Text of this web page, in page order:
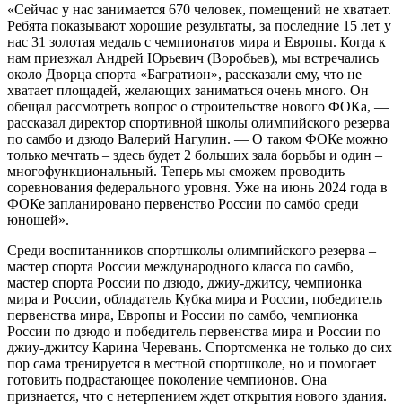
«Сейчас у нас занимается 670 человек, помещений не хватает.
Ребята показывают хорошие результаты, за последние 15 лет у
нас 31 золотая медаль с чемпионатов мира и Европы. Когда к
нам приезжал Андрей Юрьевич (Воробьев), мы встречались
около Дворца спорта «Багратион», рассказали ему, что не
хватает площадей, желающих заниматься очень много. Он
обещал рассмотреть вопрос о строительстве нового ФОКа, —
рассказал директор спортивной школы олимпийского резерва
по самбо и дзюдо Валерий Нагулин. — О таком ФОКе можно
только мечтать – здесь будет 2 больших зала борьбы и один –
многофункциональный. Теперь мы сможем проводить
соревнования федерального уровня. Уже на июнь 2024 года в
ФОКе запланировано первенство России по самбо среди
юношей».
Среди воспитанников спортшколы олимпийского резерва –
мастер спорта России международного класса по самбо,
мастер спорта России по дзюдо, джиу-джитсу, чемпионка
мира и России, обладатель Кубка мира и России, победитель
первенства мира, Европы и России по самбо, чемпионка
России по дзюдо и победитель первенства мира и России по
джиу-джитсу Карина Черевань. Спортсменка не только до сих
пор сама тренируется в местной спортшколе, но и помогает
готовить подрастающее поколение чемпионов. Она
признается, что с нетерпением ждет открытия нового здания.